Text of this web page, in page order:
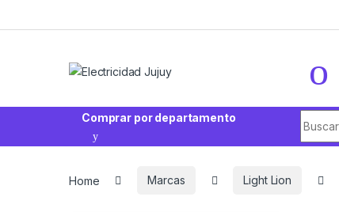
Comprar por departamento
Home Marcas Light Lion